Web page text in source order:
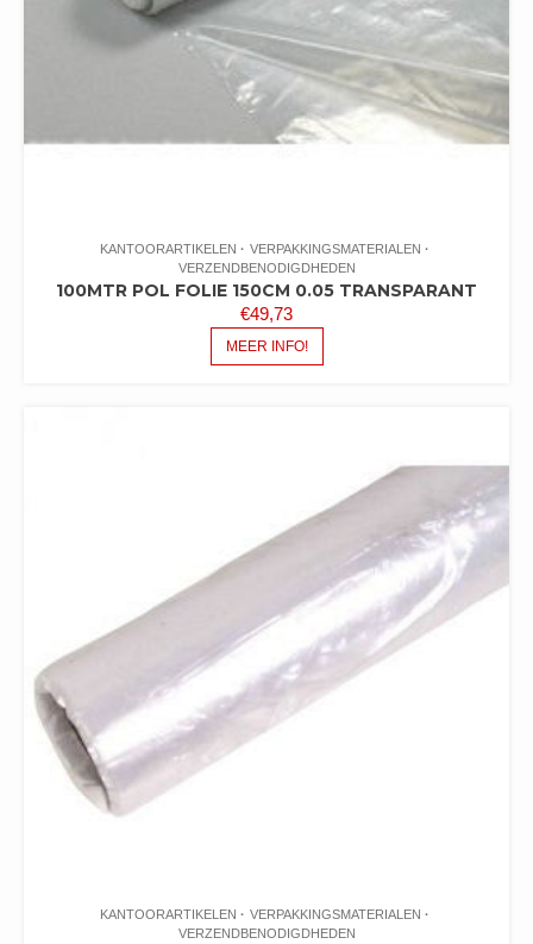
KANTOORARTIKELEN
VERPAKKINGSMATERIALEN
VERZENDBENODIGDHEDEN
100MTR POL FOLIE 150CM 0.05 TRANSPARANT
€49,73
MEER INFO!
KANTOORARTIKELEN
VERPAKKINGSMATERIALEN
VERZENDBENODIGDHEDEN